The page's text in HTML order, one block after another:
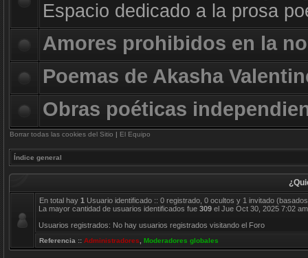
Espacio dedicado a la prosa
Amores prohibidos en la
Poemas de Akasha
Obras poéticas
Borrar todas las cookies del Sitio | El Equipo
Índice general
En total hay 1 Usuario identificado :: 0 registrado, 0 ocultos y 1 invitado
La mayor cantidad de usuarios identificados fue 309 el Jue Oct 30, 2025 7:02 am
Usuarios registrados: No hay usuarios registrados visitando el Foro
Referencia :: Administradores Moderadores globales